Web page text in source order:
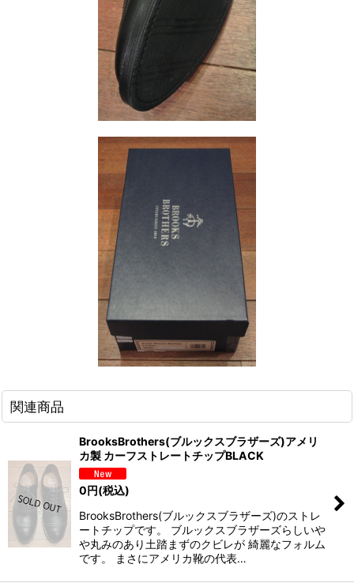
関連商品
BrooksBrothers(ブルックスブラザーズ)アメリ
カ製 カーフストレートチップBLACK
0円(税込)
BrooksBrothers(ブルックスブラザーズ)のストレ
ートチップです。 ブルックスブラザーズらしいや
や丸みのあり土踏まずのクビレが 綺麗なフォルム
です。 まさにアメリカ靴の代表…